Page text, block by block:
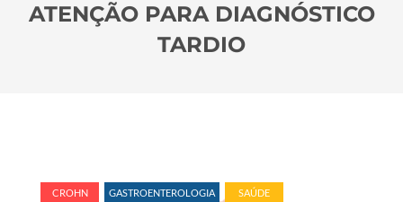
ATENÇÃO PARA DIAGNÓSTICO
TARDIO
CROHN GASTROENTEROLOGIA SAÚDE